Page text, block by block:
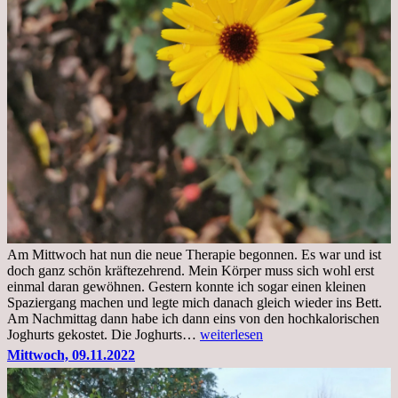
Am Mittwoch hat nun die neue Therapie begonnen. Es war und ist
doch ganz schön kräftezehrend. Mein Körper muss sich wohl erst
einmal daran gewöhnen. Gestern konnte ich sogar einen kleinen
Spaziergang machen und legte mich danach gleich wieder ins Bett.
Am Nachmittag dann habe ich dann eins von den hochkalorischen
Joghurts gekostet. Die Joghurts… Freitag,
Therapie
Beginn
weiterlesen
Mittwoch, 09.11.2022